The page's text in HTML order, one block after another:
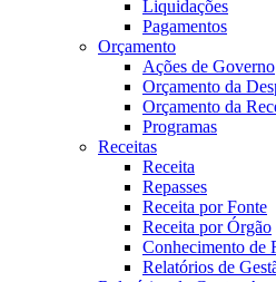
Liquidações
Pagamentos
Orçamento
Ações de Governo
Orçamento da
Orçamento da
Programas
Receitas
Receita
Repasses
Receita por Fonte
Receita por Órgão
Conhecimento de
Relatórios de